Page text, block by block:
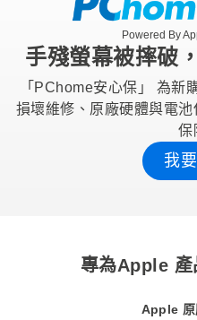
Powered By
手殘螢幕被摔破
「PChome安心保」 為新
損壞維修、原廠硬體與電
保
我
專為Apple 產
Apple 原